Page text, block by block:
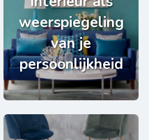
weerspiegeling
van je
persoonlijkheid